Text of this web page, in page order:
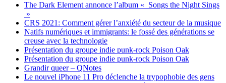
The Dark Element annonce l’album « Songs the Night Sings
»
CRS 2021: Comment gérer l’anxiété du secteur de la musique
Natifs numériques et immigrants: le fossé des générations se
creuse avec la technologie
Présentation du groupe indie punk-rock Poison Oak
Présentation du groupe indie punk-rock Poison Oak
Grandir queer – QNotes
Le nouvel iPhone 11 Pro déclenche la trypophobie des gens